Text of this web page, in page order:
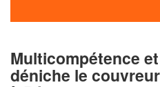
Multicompétence
déniche le